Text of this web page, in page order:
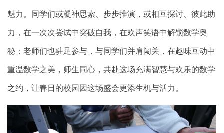
魅力。同学们或凝神思索、步步推演，或相互探讨、彼此助
力，在一次次尝试中突破自我，在欢声笑语中解锁数学奥
秘；老师们也驻足参与，与同学们并肩闯关，在趣味互动中
重温数学之美，师生同心，共赴这场充满智慧与欢乐的数学
之约，让春日的校园因这场盛会更添生机与活力。